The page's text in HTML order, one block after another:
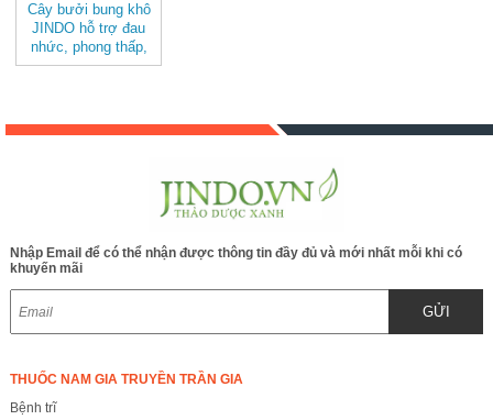
Cây bưởi bung khô
JINDO hỗ trợ đau
nhức, phong thấp,
tốt cho sức khỏe
Nhập Email để có thể nhận được thông tin đầy đủ và mới nhất mỗi khi có
khuyến mãi
GỬI
THUỐC NAM GIA TRUYỀN TRẦN GIA
Bệnh trĩ